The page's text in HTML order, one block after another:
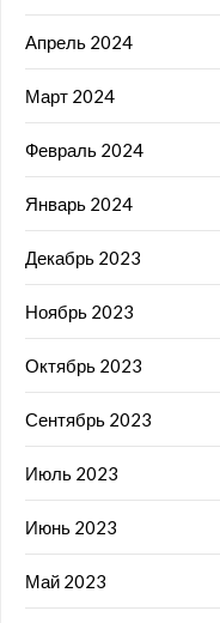
Апрель 2024
Март 2024
Февраль 2024
Январь 2024
Декабрь 2023
Ноябрь 2023
Октябрь 2023
Сентябрь 2023
Июль 2023
Июнь 2023
Май 2023